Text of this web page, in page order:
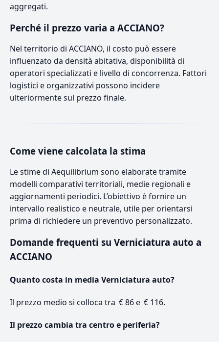
aggregati.
Perché il prezzo varia a ACCIANO?
Nel territorio di ACCIANO, il costo può essere
influenzato da densità abitativa, disponibilità di
operatori specializzati e livello di concorrenza. Fattori
logistici e organizzativi possono incidere
ulteriormente sul prezzo finale.
Come viene calcolata la stima
Le stime di Aequilibrium sono elaborate tramite
modelli comparativi territoriali, medie regionali e
aggiornamenti periodici. L’obiettivo è fornire un
intervallo realistico e neutrale, utile per orientarsi
prima di richiedere un preventivo personalizzato.
Domande frequenti su Verniciatura auto a
ACCIANO
Quanto costa in media Verniciatura auto?
Il prezzo medio si colloca tra € 86 e € 116.
Il prezzo cambia tra centro e periferia?